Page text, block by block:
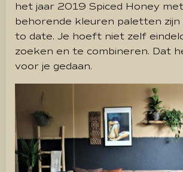
het jaar 2019 Spiced Honey
behorende kleuren paletten zijn
to date. Je hoeft niet zelf
zoeken en te combineren. Dat
voor je gedaan.